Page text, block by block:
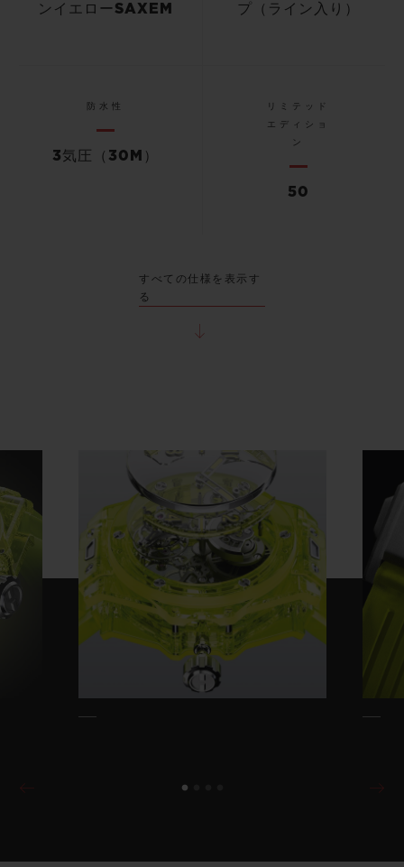
ンイエローSAXEM
プ（ライン入り）
防水性
3気圧（30M）
リミテッド
エディショ
ン
50
すべての仕様を表示す
る